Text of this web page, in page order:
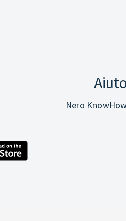
Nero